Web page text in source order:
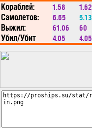
Кораблей: 1.58 1.62
Самолетов: 6.65 5.13
Выжил: 61.06 60
Убил/Убит 4.05 4.05